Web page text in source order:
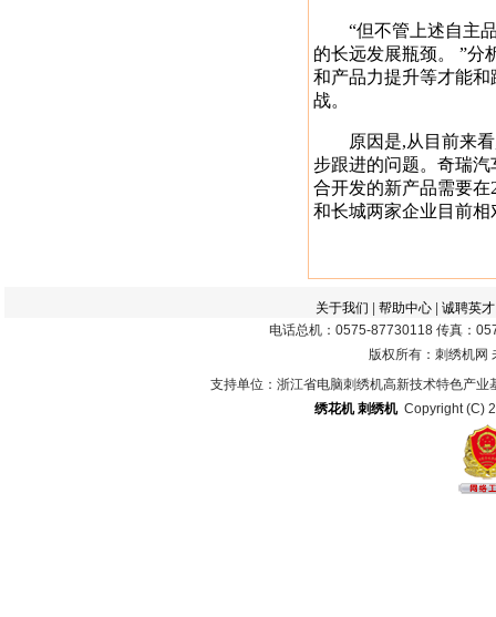
“但不管上述自主品
的长远发展瓶颈。 ”分
和产品力提升等才能
战。
原因是,从目前来看,
步跟进的问题。奇瑞
合开发的新产品需要
和长城两家企业目前
关于我们 帮助中心| 诚聘英才
电话总机：0575-87730118 传真：
版权所有：刺绣机网
支持单位：浙江省电脑刺绣机高新技术特色产
绣花机 刺绣机Copyright (C)